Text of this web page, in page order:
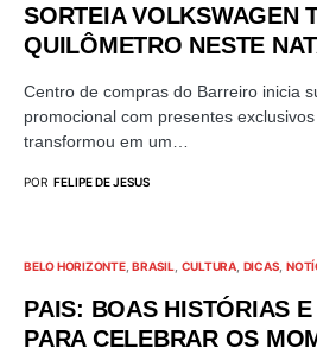
SORTEIA VOLKSWAGEN
QUILÔMETRO NESTE
Centro de compras do Barreiro inicia
promocional com presentes
transformou em um…
POR FELIPE DE JESUS
BELO HORIZONTE BRASIL CULTURA DICAS
PAIS: BOAS HISTÓRIAS
PARA CELEBRAR OS